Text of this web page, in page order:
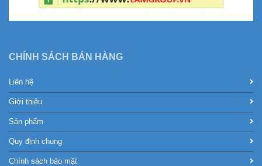
CHÍNH SÁCH BÁN HÀNG
Liên hệ
Giới thiệu
Sản phẩm
Quy định chung
Chính sách bảo mật